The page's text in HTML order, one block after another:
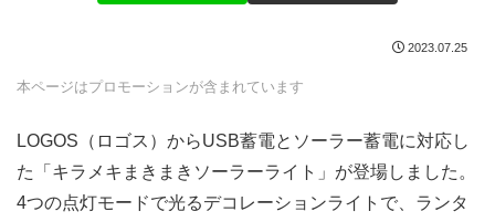
2023.07.25
本ページはプロモーションが含まれています
LOGOS（ロゴス）からUSB蓄電とソーラー蓄電に対応し
た「キラメキまきまきソーラーライト」が登場しました。
4つの点灯モードで光るデコレーションライトで、ランタ